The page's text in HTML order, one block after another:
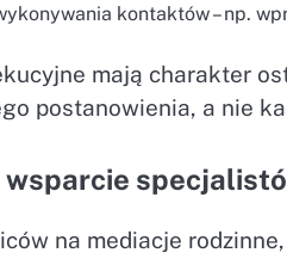
kontaktów – np.
mają charakter
postanowienia, a nie
na mediacje